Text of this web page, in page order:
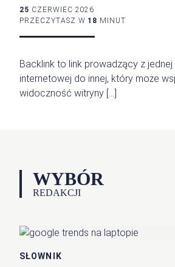
25 CZERWIEC 2026
PRZECZYTASZ W 18 MINUT
Backlink to link prowadzący z
internetowej do innej, który może
widoczność witryny […]
WYBÓR
REDAKCJI
SŁOWNIK